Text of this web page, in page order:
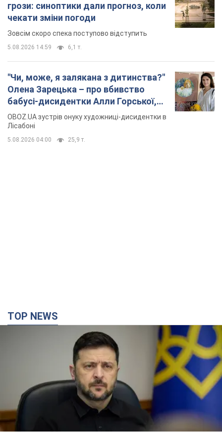
грози: синоптики дали прогноз, коли
чекати зміни погоди
Зовсім скоро спека поступово відступить
5.08.2026 14:59 6,1 т.
"Чи, може, я залякана з дитинства?"
Олена Зарецька – про вбивство
бабусі-дисидентки Алли Горської,
критику Дмитра Стуса та втечу в
Португалію з 5 дітьми
OBOZ.UA зустрів онуку художниці-дисидентки в
Лісабоні
5.08.2026 04:00 25,9 т.
TOP NEWS